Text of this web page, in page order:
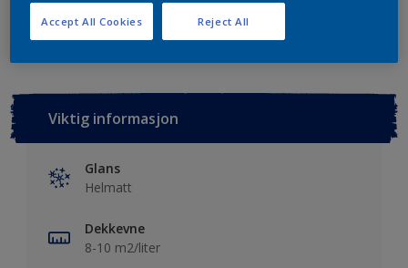
Lagre i dine prosjekter Finn en forhandler
Viktig informasjon
Glans
Helmatt
Dekkevne
8-10 m2/liter
Reject All
Accept All Cookies